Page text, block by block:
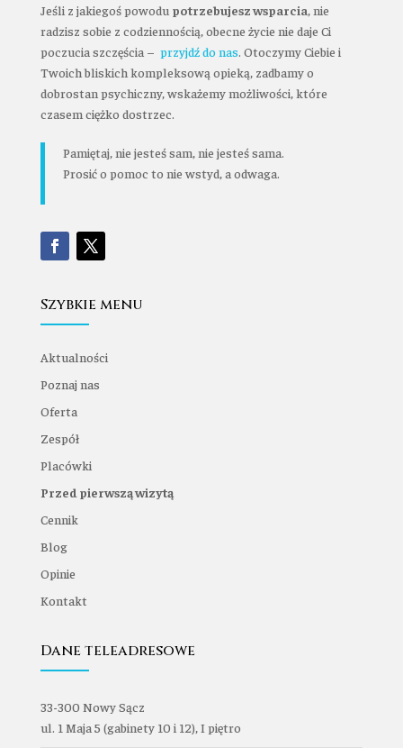
Jeśli z jakiegoś powodu potrzebujesz wsparcia, nie
radzisz sobie z codziennością, obecne życie nie daje Ci
poczucia szczęścia – przyjdź do nas. Otoczymy Ciebie i
Twoich bliskich kompleksową opieką, zadbamy o
dobrostan psychiczny, wskażemy możliwości, które
czasem ciężko dostrzec.
Pamiętaj, nie jesteś sam, nie jesteś sama.
Prosić o pomoc to nie wstyd, a odwaga.
Szybkie menu
Aktualności
Poznaj nas
Oferta
Zespół
Placówki
Przed pierwszą wizytą
Cennik
Blog
Opinie
Kontakt
Dane teleadresowe
33-300 Nowy Sącz
ul. 1 Maja 5 (gabinety 10 i 12), I piętro